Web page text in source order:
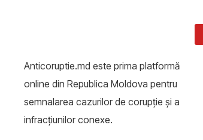
Anticoruptie.md este prima platformă
online din Republica Moldova pentru
semnalarea cazurilor de corupţie şi a
infracţiunilor conexe.